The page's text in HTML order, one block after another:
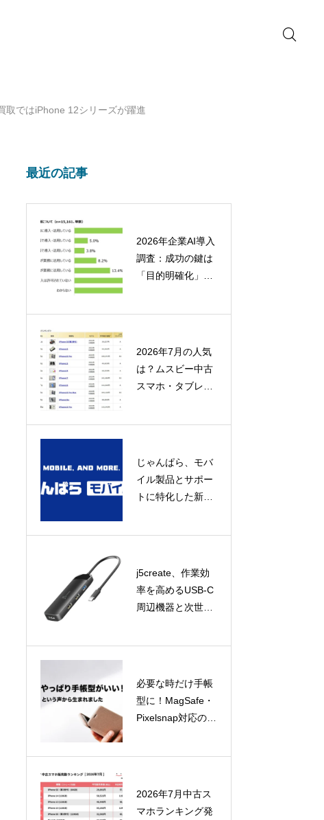
取ではiPhone 12シリーズが躍進
最近の記事
2026年企業AI導入
調査：成功の鍵は
「目的明確化」と
2026年7月の人気
は？ムスビー中古
スマホ・タブレッ
じゃんぱら、モバ
イル製品とサポー
トに特化した新コ
j5create、作業効
率を高めるUSB-C
周辺機器と次世代
必要な時だけ手帳
型に！MagSafe・
Pixelsnap対応の着
2026年7月中古ス
マホランキング発